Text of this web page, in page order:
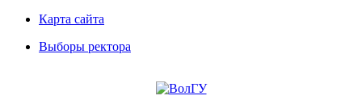
Карта сайта
Выборы ректора